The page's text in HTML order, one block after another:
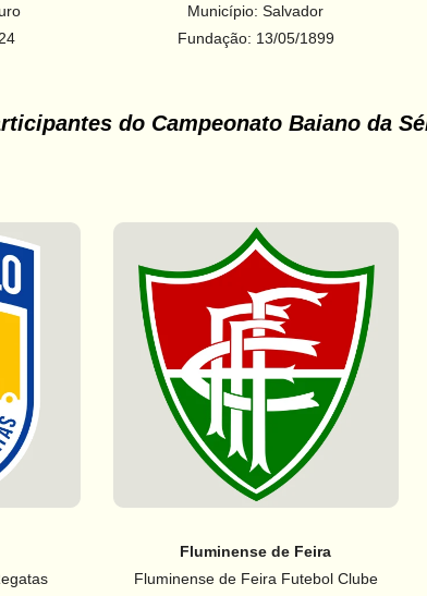
Município: Salvador
Fundação: 13/05/1899
do Campeonato Baiano da
Fluminense de Feira
Fluminense de Feira Futebol Clube